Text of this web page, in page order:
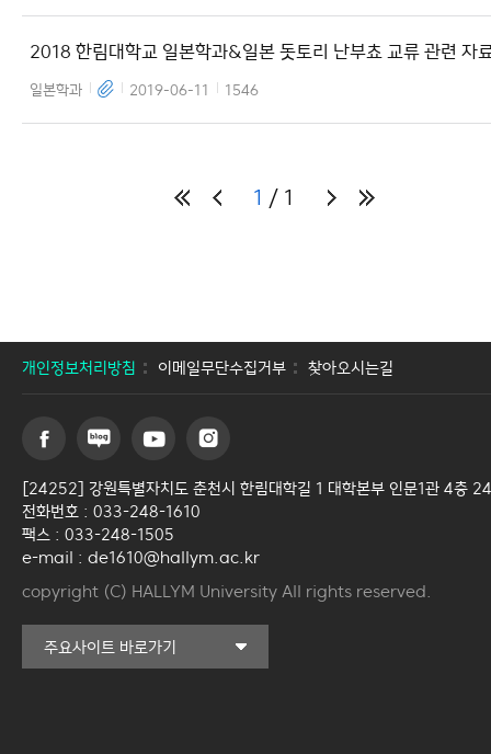
2018 한림대학교 일본학과&일본 돗토리 난부쵸 교류 관련 자
일본학과 2019-06-11 1546
1 1
개인정보처리방침 이메일무단수집거부 찾아오시는길
[24252] 강원특별자치도 춘천시 한림대학길 1 대학본부 인문1관 4층
전화번호 : 033-248-1610
팩스 : 033-248-1505
e-mail : de1610@hallym.ac.kr
copyright (C) HALLYM University All rights reserved.
주요사이트 바로가기
커뮤니티교육원